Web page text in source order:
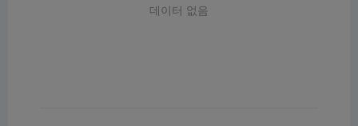
데이터 없음